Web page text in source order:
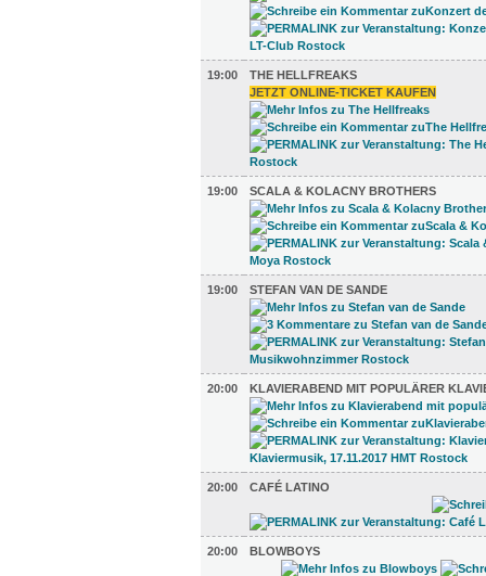
19:00
THE HELLFREAKS
JETZT ONLINE-TICKET KAUFEN
19:00 SCALA & KOLACNY BROTHERS
19:00 STEFAN VAN DE SANDE
20:00 KLAVIERABEND MIT POPULÄRER
20:00 CAFÉ LATINO
20:00 BLOWBOYS